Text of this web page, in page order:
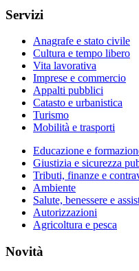
Servizi
Anagrafe e stato civile
Cultura e tempo libero
Vita lavorativa
Imprese e commercio
Appalti pubblici
Catasto e urbanistica
Turismo
Mobilità e trasporti
Educazione e
Giustizia e sicurezza
Tributi, finanze e
Ambiente
Salute, benessere e
Autorizzazioni
Agricoltura e pesca
Novità